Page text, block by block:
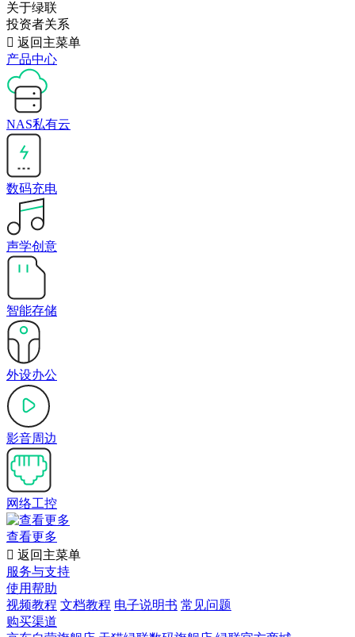
关于绿联
投资者关系
 返回主菜单
产品中心
NAS私有云
数码充电
声学创意
智能存储
外设办公
影音周边
网络工控
查看更多
 返回主菜单
服务与支持
使用帮助
视频教程 文档教程 电子说明书 常见问题
购买渠道